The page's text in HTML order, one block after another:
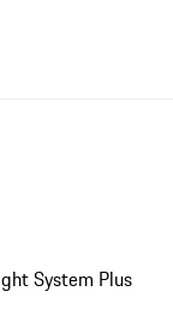
System Plus